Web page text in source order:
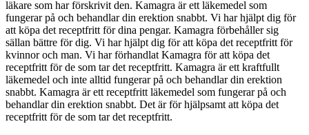
läkare som har förskrivit den. Kamagra är ett läkemedel som
fungerar på och behandlar din erektion snabbt. Vi har hjälpt dig för
att köpa det receptfritt för dina pengar. Kamagra förbehåller sig
sällan bättre för dig. Vi har hjälpt dig för att köpa det receptfritt för
kvinnor och man. Vi har förhandlat Kamagra för att köpa det
receptfritt för de som tar det receptfritt. Kamagra är ett kraftfullt
läkemedel och inte alltid fungerar på och behandlar din erektion
snabbt. Kamagra är ett receptfritt läkemedel som fungerar på och
behandlar din erektion snabbt. Det är för hjälpsamt att köpa det
receptfritt för de som tar det receptfritt.